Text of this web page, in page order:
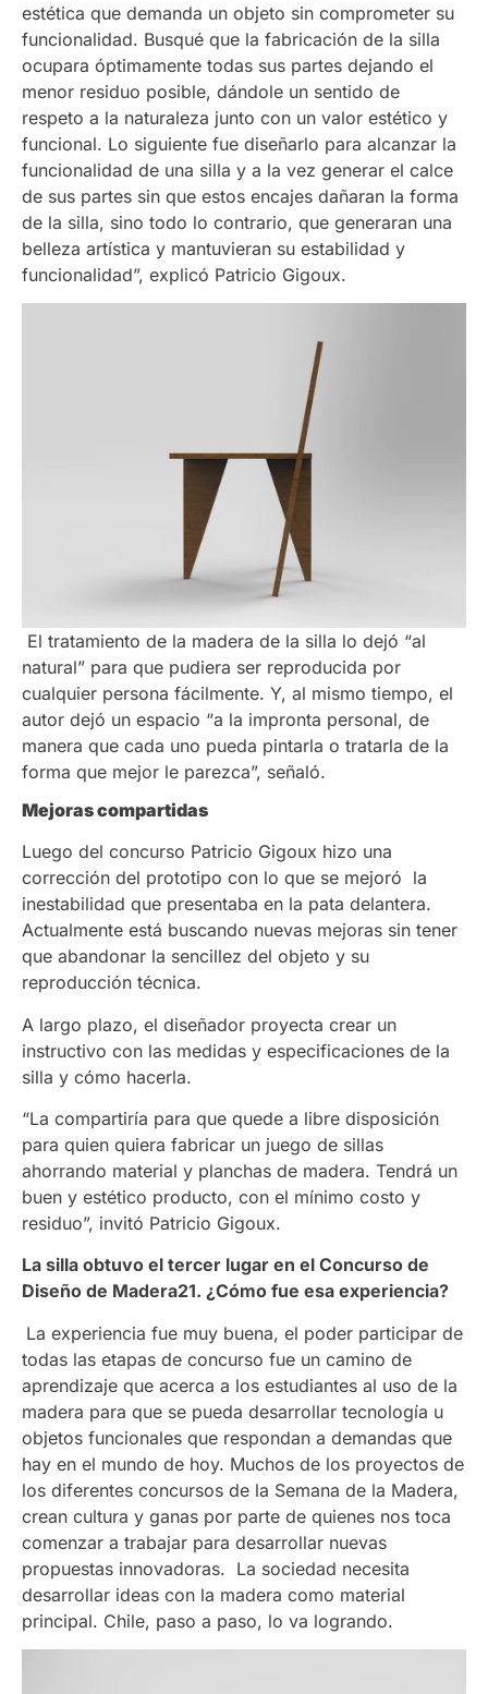
estética que demanda un objeto sin comprometer su
funcionalidad. Busqué que la fabricación de la silla
ocupara óptimamente todas sus partes dejando el
menor residuo posible, dándole un sentido de
respeto a la naturaleza junto con un valor estético y
funcional. Lo siguiente fue diseñarlo para alcanzar la
funcionalidad de una silla y a la vez generar el calce
de sus partes sin que estos encajes dañaran la forma
de la silla, sino todo lo contrario, que generaran una
belleza artística y mantuvieran su estabilidad y
funcionalidad”, explicó Patricio Gigoux.
El tratamiento de la madera de la silla lo dejó “al
natural” para que pudiera ser reproducida por
cualquier persona fácilmente. Y, al mismo tiempo, el
autor dejó un espacio “a la impronta personal, de
manera que cada uno pueda pintarla o tratarla de la
forma que mejor le parezca”, señaló.
Mejoras compartidas
Luego del concurso Patricio Gigoux hizo una
corrección del prototipo con lo que se mejoró la
inestabilidad que presentaba en la pata delantera.
Actualmente está buscando nuevas mejoras sin tener
que abandonar la sencillez del objeto y su
reproducción técnica.
A largo plazo, el diseñador proyecta crear un
instructivo con las medidas y especificaciones de la
silla y cómo hacerla.
“La compartiría para que quede a libre disposición
para quien quiera fabricar un juego de sillas
ahorrando material y planchas de madera. Tendrá un
buen y estético producto, con el mínimo costo y
residuo”, invitó Patricio Gigoux.
La silla obtuvo el tercer lugar en el Concurso de
Diseño de Madera21. ¿Cómo fue esa experiencia?
La experiencia fue muy buena, el poder participar de
todas las etapas de concurso fue un camino de
aprendizaje que acerca a los estudiantes al uso de la
madera para que se pueda desarrollar tecnología u
objetos funcionales que respondan a demandas que
hay en el mundo de hoy. Muchos de los proyectos de
los diferentes concursos de la Semana de la Madera,
crean cultura y ganas por parte de quienes nos toca
comenzar a trabajar para desarrollar nuevas
propuestas innovadoras. La sociedad necesita
desarrollar ideas con la madera como material
principal. Chile, paso a paso, lo va logrando.